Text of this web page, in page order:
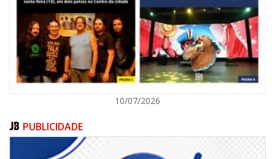
ITAPEMA
10/07/2026
PUBLICIDADE